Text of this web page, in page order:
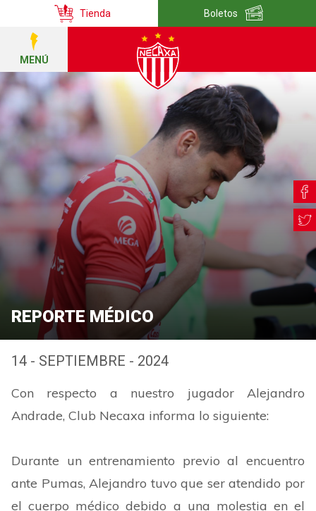
Tienda Boletos
MENÚ
REPORTE MÉDICO
14 - SEPTIEMBRE - 2024
Con respecto a nuestro jugador Alejandro
Andrade, Club Necaxa informa lo siguiente:
Durante un entrenamiento previo al encuentro
ante Pumas, Alejandro tuvo que ser atendido por
el cuerpo médico debido a una molestia en el